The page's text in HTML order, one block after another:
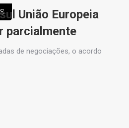
União Europeia
parcialmente
de negociações, o acordo